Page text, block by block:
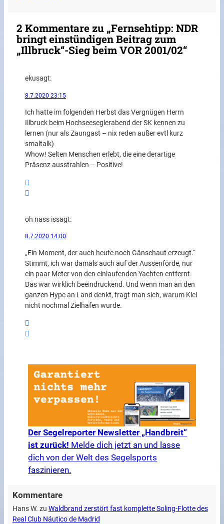
2 Kommentare zu „Fernsehtipp: NDR
bringt einstündigen Beitrag zum
„Illbruck“-Sieg beim VOR 2001/02“
ekusagt:
8.7.2020 23:15
Ich hatte im folgenden Herbst das Vergnügen Herrn
Illbruck beim Hochseeseglerabend der SK kennen zu
lernen (nur als Zaungast – nix reden außer evtl kurz
smaltalk)
Whow! Selten Menschen erlebt, die eine derartige
Präsenz ausstrahlen – Positive!
oh nass issagt:
8.7.2020 14:00
„Ein Moment, der auch heute noch Gänsehaut erzeugt.“
Stimmt, ich war damals auch auf der Aussenförde, nur
ein paar Meter von den einlaufenden Yachten entfernt.
Das war wirklich beeindruckend. Und wenn man an den
ganzen Hype an Land denkt, fragt man sich, warum Kiel
nicht nochmal Zielhafen wurde.
Der Segelreporter Newsletter „Handbreit“
ist zurück! Melde dich jetzt an und lasse
dich von der Welt des Segelsports
faszinieren.
Kommentare
Hans W. zu Waldbrand zerstört fast komplette Soling-Flotte des
Real Club Náutico de Madrid